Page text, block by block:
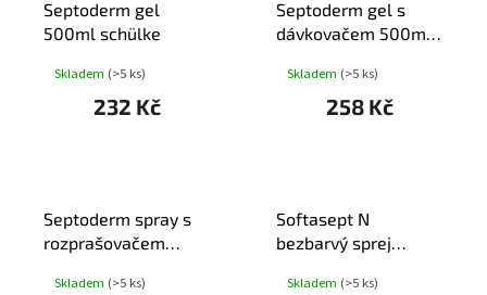
Septoderm gel
500ml schülke
Skladem (>5 ks)
232 Kč
Septoderm gel s
dávkovačem 500ml
Skladem (>5 ks)
258 Kč
Septoderm spray s
rozprašovačem
Skladem (>5 ks)
Softasept N
bezbarvý sprej
Skladem (>5 ks)